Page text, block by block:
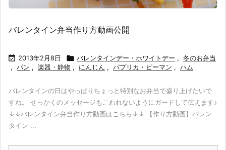
バレンタイン弁当作り方動画公開
 2013年2月8日  バレンタインデー・ホワイトデー , 冬のお弁当
, パン , 楽器・静物 , にんじん , パプリカ・ピーマン , ハム
バレンタインの日はやっぱりちょっと特別なお弁当で盛り上げたいで
すね。 せっかくのメッセージもこわれないようにガードして伝えます♪
↓↓バレンタイン弁当作り方動画はこちら↓↓ 【作り方動画】バレン
タイン ...